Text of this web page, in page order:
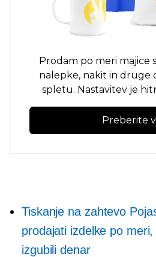
Prodam po meri majice
nalepke, nakit in druge
spletu. Nastavitev je
Preberite
Tiskanje na zahtevo
prodajati izdelke po
izgubili denar